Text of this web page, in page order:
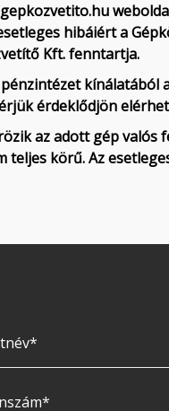
hibáiért a
Kft. fenntartja.
kínálatából
érdeklődjön
az adott gép valós
körű. Az